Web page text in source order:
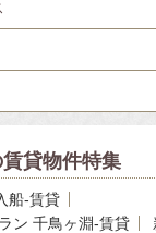
貸物件特集
船-賃貸
ン 千鳥ヶ淵-賃貸